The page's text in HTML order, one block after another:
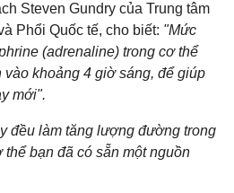
Steven Gundry của Trung tâm
Phổi Quốc tế, cho biết: "Mức
(adrenaline) trong cơ thể
khoảng 4 giờ sáng, để giúp
mới".
đều làm tăng lượng đường trong
thể bạn đã có sẵn một nguồn